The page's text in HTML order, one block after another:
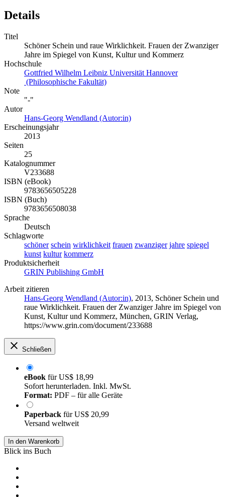
Details
Titel
Schöner Schein und raue Wirklichkeit. Frauen der Zwanziger
Jahre im Spiegel von Kunst, Kultur und Kommerz
Hochschule
Gottfried Wilhelm Leibniz Universität Hannover
(Philosophische Fakultät)
Note
"-"
Autor
Hans-Georg Wendland (Autor:in)
Erscheinungsjahr
2013
Seiten
25
Katalognummer
V233688
ISBN (eBook)
9783656505228
ISBN (Buch)
9783656508038
Sprache
Deutsch
Schlagworte
schöner schein wirklichkeit frauen zwanziger jahre spiegel
kunst kultur kommerz
Produktsicherheit
GRIN Publishing GmbH
Arbeit zitieren
Hans-Georg Wendland (Autor:in), 2013, Schöner Schein und
raue Wirklichkeit. Frauen der Zwanziger Jahre im Spiegel von
Kunst, Kultur und Kommerz, München, GRIN Verlag,
https://www.grin.com/document/233688
Schließen
eBook fürUS$ 18,99
Sofort herunterladen. Inkl. MwSt.
Format: PDF – für alle Geräte
Paperback fürUS$ 20,99
Versand weltweit
In den Warenkorb
Blick ins Buch